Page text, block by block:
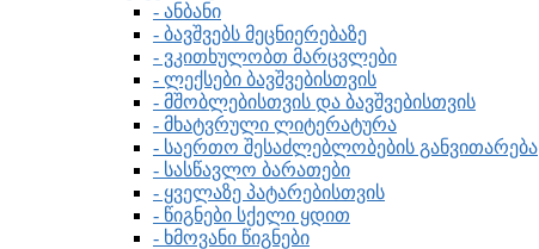
- ანბანი
- ბავშვებს მეცნიერებაზე
- ვკითხულობთ მარცვლები
- ლექსები ბავშვებისთვის
- მშობლებისთვის და ბავშვებისთვის
- მხატვრული ლიტერატურა
- საერთო შესაძლებლობების განვითარება
- სასწავლო ბარათები
- ყველაზე პატარებისთვის
- წიგნები სქელი ყდით
- ხმოვანი წიგნები